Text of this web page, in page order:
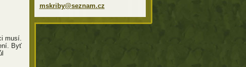
musí.
Byť
mskriby@seznam.cz